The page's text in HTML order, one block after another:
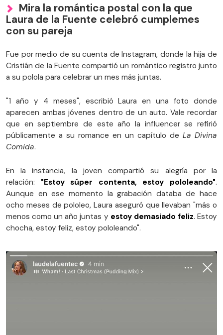
Mira la romántica postal con la que
Laura de la Fuente celebró cumplemes
con su pareja
Fue por medio de su cuenta de Instagram, donde la hija de
Cristián de la Fuente compartió un romántico registro junto
a su polola para celebrar un mes más juntas.
"1 año y 4 meses", escribió Laura en una foto donde
aparecen ambas jóvenes dentro de un auto. Vale recordar
que en septiembre de este año la influencer se refirió
públicamente a su romance en un capítulo de La Divina
Comida.
En la instancia, la joven compartió su alegría por la
relación: "Estoy súper contenta, estoy pololeando".
Aunque en ese momento la grabación databa de hace
ocho meses de pololeo, Laura aseguró que llevaban "más o
menos como un año juntas y estoy demasiado feliz. Estoy
chocha, estoy feliz, estoy pololeando".